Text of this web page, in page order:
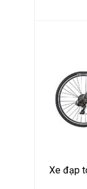
Xe đạp